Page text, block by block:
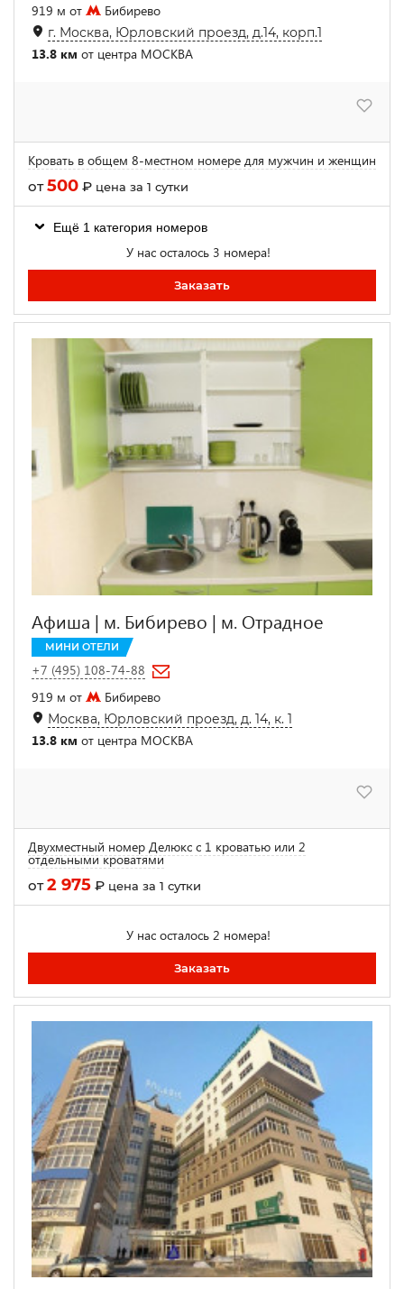
919 м от
Бибирево
г. Москва, Юрловский проезд, д.14, корп.1
13.8 км от центра МОСКВА
Кровать в общем 8-местном номере для мужчин и женщин
от500 ₽ цена за 1 сутки
Ещё 1 категория номеров
У нас осталось 3 номера!
Заказать
Афиша | м. Бибирево | м. Отрадное
МИНИ ОТЕЛИ
+7 (495) 108-74-88
919 м от
Бибирево
Москва, Юрловский проезд, д. 14, к. 1
13.8 км от центра МОСКВА
Двухместный номер Делюкс с 1 кроватью или 2
отдельными кроватями
от2 975 ₽ цена за 1 сутки
У нас осталось 2 номера!
Заказать